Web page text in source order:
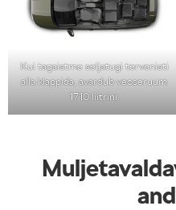
Kui tagaistme seljatugi tervenisti
alla klappida, avardub veoseruum
1710 liitrini.